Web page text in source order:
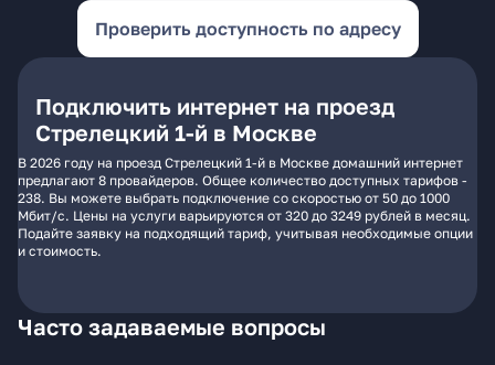
Проверить доступность по адресу
Подключить интернет на проезд
Стрелецкий 1-й в Москве
В 2026 году на проезд Стрелецкий 1-й в Москве домашний интернет
предлагают 8 провайдеров. Общее количество доступных тарифов -
238. Вы можете выбрать подключение со скоростью от 50 до 1000
Мбит/с. Цены на услуги варьируются от 320 до 3249 рублей в месяц.
Подайте заявку на подходящий тариф, учитывая необходимые опции
и стоимость.
Часто задаваемые вопросы